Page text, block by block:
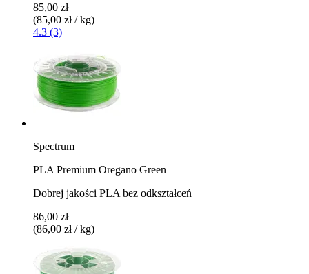
85,00 zł
(85,00 zł / kg)
4.3 (3)
Spectrum
PLA Premium Oregano Green
Dobrej jakości PLA bez odkształceń
86,00 zł
(86,00 zł / kg)